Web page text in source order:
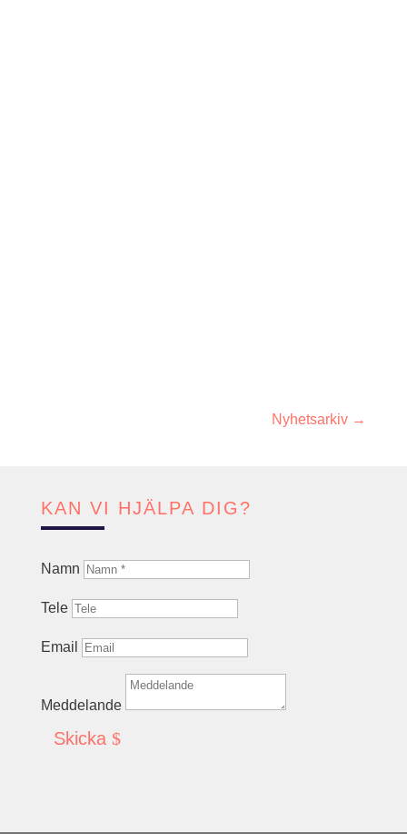
Nyhetsarkiv →
KAN VI HJÄLPA DIG?
Namn
Tele
Email
Meddelande
Skicka